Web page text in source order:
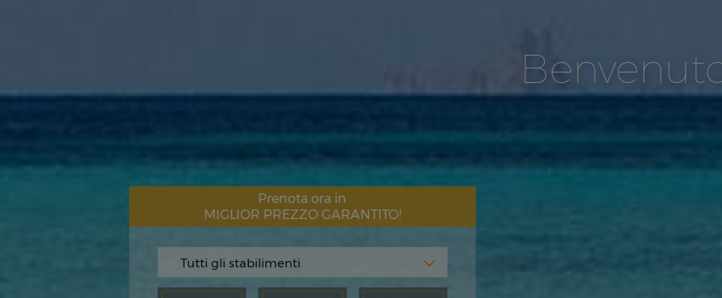
Prenota ora in
MIGLIOR PREZZO GARANTITO!